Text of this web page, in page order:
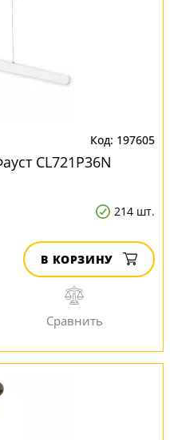
197605
CL721P36N
214 шт.
В КОРЗИНУ